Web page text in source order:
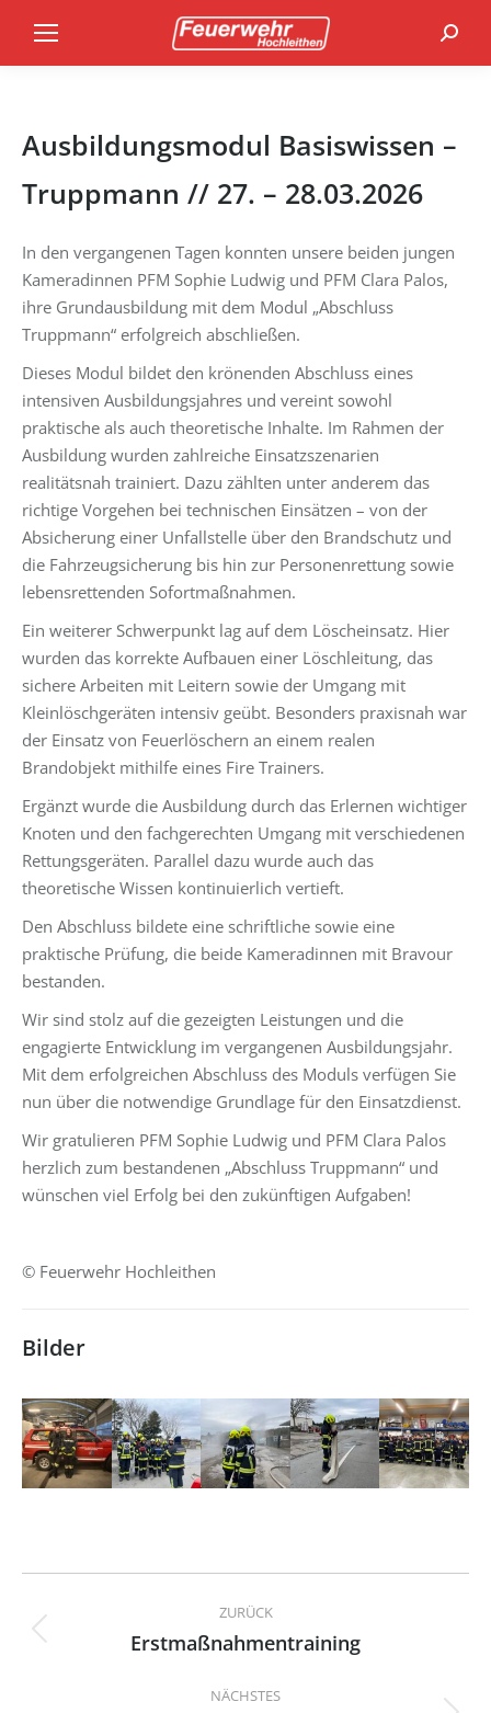
Ausbildungsmodul Basiswissen –
Truppmann // 27. – 28.03.2026
In den vergangenen Tagen konnten unsere beiden jungen
Kameradinnen PFM Sophie Ludwig und PFM Clara Palos,
ihre Grundausbildung mit dem Modul „Abschluss
Truppmann“ erfolgreich abschließen.
Dieses Modul bildet den krönenden Abschluss eines
intensiven Ausbildungsjahres und vereint sowohl
praktische als auch theoretische Inhalte. Im Rahmen der
Ausbildung wurden zahlreiche Einsatzszenarien
realitätsnah trainiert. Dazu zählten unter anderem das
richtige Vorgehen bei technischen Einsätzen – von der
Absicherung einer Unfallstelle über den Brandschutz und
die Fahrzeugsicherung bis hin zur Personenrettung sowie
lebensrettenden Sofortmaßnahmen.
Ein weiterer Schwerpunkt lag auf dem Löscheinsatz. Hier
wurden das korrekte Aufbauen einer Löschleitung, das
sichere Arbeiten mit Leitern sowie der Umgang mit
Kleinlöschgeräten intensiv geübt. Besonders praxisnah war
der Einsatz von Feuerlöschern an einem realen
Brandobjekt mithilfe eines Fire Trainers.
Ergänzt wurde die Ausbildung durch das Erlernen wichtiger
Knoten und den fachgerechten Umgang mit verschiedenen
Rettungsgeräten. Parallel dazu wurde auch das
theoretische Wissen kontinuierlich vertieft.
Den Abschluss bildete eine schriftliche sowie eine
praktische Prüfung, die beide Kameradinnen mit Bravour
bestanden.
Wir sind stolz auf die gezeigten Leistungen und die
engagierte Entwicklung im vergangenen Ausbildungsjahr.
Mit dem erfolgreichen Abschluss des Moduls verfügen Sie
nun über die notwendige Grundlage für den Einsatzdienst.
Wir gratulieren PFM Sophie Ludwig und PFM Clara Palos
herzlich zum bestandenen „Abschluss Truppmann“ und
wünschen viel Erfolg bei den zukünftigen Aufgaben!
© Feuerwehr Hochleithen
Bilder
Kommentarnavigation
ZURÜCK
Vorheriger
Erstmaßnahmentraining
NÄCHSTES